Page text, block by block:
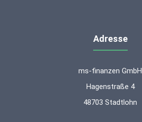
Adresse
ms-finanzen GmbH
Hagenstraße 4
48703 Stadtlohn